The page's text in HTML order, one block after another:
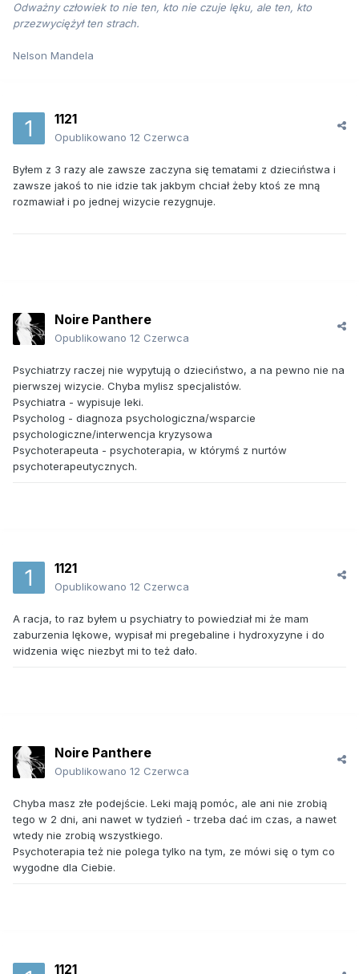
Odważny człowiek to nie ten, kto nie czuje lęku, ale ten, kto
przezwyciężył ten strach.
Nelson Mandela
1121
Opublikowano 12 Czerwca
Byłem z 3 razy ale zawsze zaczyna się tematami z dzieciństwa i
zawsze jakoś to nie idzie tak jakbym chciał żeby ktoś ze mną
rozmawiał i po jednej wizycie rezygnuje.
Noire Panthere
Opublikowano 12 Czerwca
Psychiatrzy raczej nie wypytują o dzieciństwo, a na pewno nie na
pierwszej wizycie. Chyba mylisz specjalistów.
Psychiatra - wypisuje leki.
Psycholog - diagnoza psychologiczna/wsparcie
psychologiczne/interwencja kryzysowa
Psychoterapeuta - psychoterapia, w którymś z nurtów
psychoterapeutycznych.
1121
Opublikowano 12 Czerwca
A racja, to raz byłem u psychiatry to powiedział mi że mam
zaburzenia lękowe, wypisał mi pregebaline i hydroxyzyne i do
widzenia więc niezbyt mi to też dało.
Noire Panthere
Opublikowano 12 Czerwca
Chyba masz złe podejście. Leki mają pomóc, ale ani nie zrobią
tego w 2 dni, ani nawet w tydzień - trzeba dać im czas, a nawet
wtedy nie zrobią wszystkiego.
Psychoterapia też nie polega tylko na tym, ze mówi się o tym co
wygodne dla Ciebie.
1121